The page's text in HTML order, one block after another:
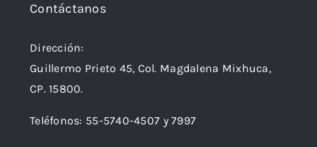
Contáctanos
Dirección:
Guillermo Prieto 45, Col. Magdalena Mixhuca,
CP. 15800.
Teléfonos: 55-5740-4507 y7997